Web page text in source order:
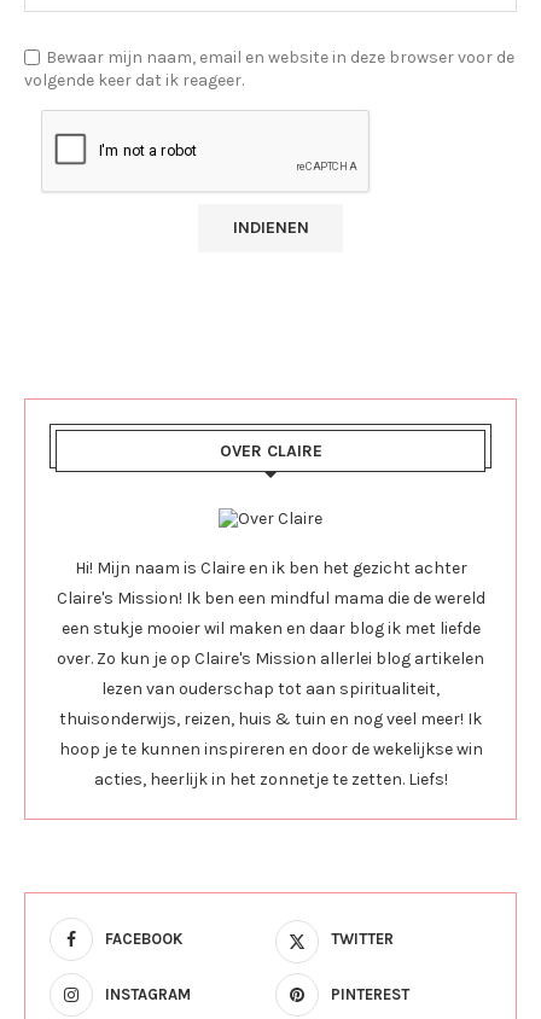
Bewaar mijn naam, email en website in deze browser voor de
volgende keer dat ik reageer.
OVER CLAIRE
Hi! Mijn naam is Claire en ik ben het gezicht achter
Claire's Mission! Ik ben een mindful mama die de wereld
een stukje mooier wil maken en daar blog ik met liefde
over. Zo kun je op Claire's Mission allerlei blog artikelen
lezen van ouderschap tot aan spiritualiteit,
thuisonderwijs, reizen, huis & tuin en nog veel meer! Ik
hoop je te kunnen inspireren en door de wekelijkse win
acties, heerlijk in het zonnetje te zetten. Liefs!
FACEBOOK TWITTER
INSTAGRAM PINTEREST